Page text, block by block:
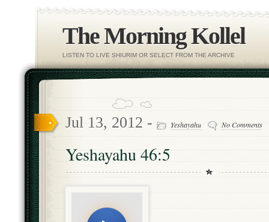
The Morning Kollel
LISTEN TO LIVE SHIURIM OR SELECT FROM THE ARCHIVE
Jul 13, 2012 - Yeshayahu No Comments
Yeshayahu 46:5